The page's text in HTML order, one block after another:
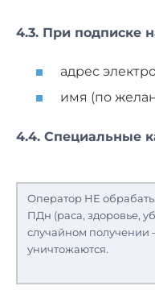
4.3. При подписке
адрес
имя (по
4.4. Специальные
Оператор НЕ
ПДн (раса, здоровье,
случайном получении
уничтожаются.